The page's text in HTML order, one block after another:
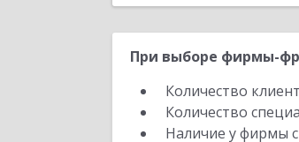
При выборе фирмы-
Количество
Количество
Наличие у фирмы